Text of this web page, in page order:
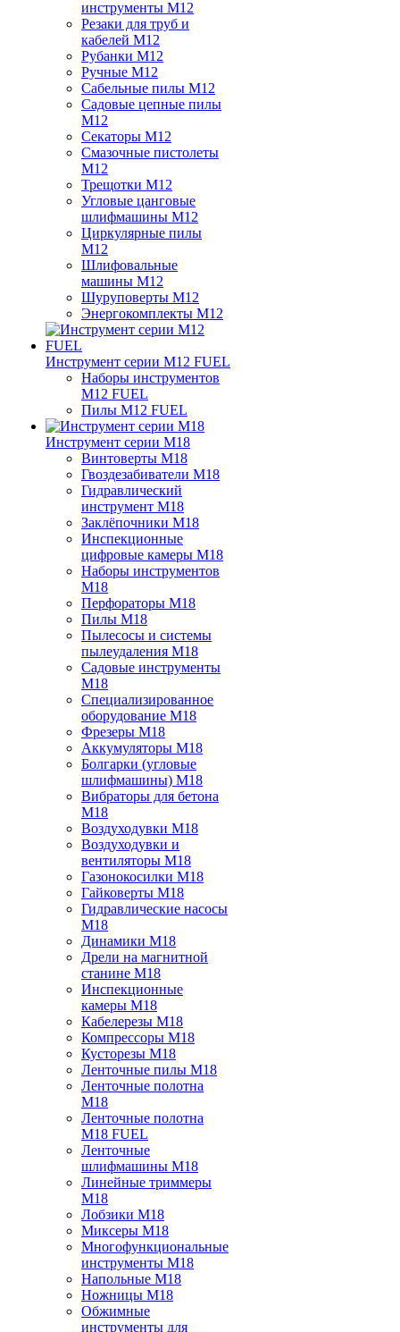
инструменты M12
Резаки для труб и
кабелей M12
Рубанки M12
Ручные M12
Сабельные пилы M12
Садовые цепные пилы
M12
Секаторы M12
Смазочные пистолеты
M12
Трещотки M12
Угловые цанговые
шлифмашины M12
Циркулярные пилы
M12
Шлифовальные
машины M12
Шуруповерты M12
Энергокомплекты M12
Инструмент серии M12 FUEL
Наборы инструментов
M12 FUEL
Пилы M12 FUEL
Инструмент серии M18
Винтоверты M18
Гвоздезабиватели M18
Гидравлический
инструмент M18
Заклёпочники M18
Инспекционные
цифровые камеры M18
Наборы инструментов
M18
Перфораторы M18
Пилы M18
Пылесосы и системы
пылеудаления M18
Садовые инструменты
M18
Специализированное
оборудование M18
Фрезеры M18
Аккумуляторы M18
Болгарки (угловые
шлифмашины) M18
Вибраторы для бетона
M18
Воздуходувки M18
Воздуходувки и
вентиляторы M18
Газонокосилки M18
Гайковерты M18
Гидравлические насосы
M18
Динамики M18
Дрели на магнитной
станине M18
Инспекционные
камеры M18
Кабелерезы M18
Компрессоры M18
Кусторезы M18
Ленточные пилы M18
Ленточные полотна
M18
Ленточные полотна
M18 FUEL
Ленточные
шлифмашины M18
Линейные триммеры
M18
Лобзики M18
Миксеры M18
Многофункциональные
инструменты M18
Напольные M18
Ножницы M18
Обжимные
инструменты для